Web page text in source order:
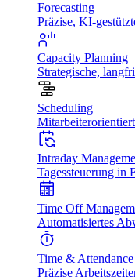
Forecasting
Präzise, KI-
Capacity Planning
Strategische,
Scheduling
Intraday
Tagessteuerung in
Time Off
Automatisiertes
Time & Attendance
Präzise